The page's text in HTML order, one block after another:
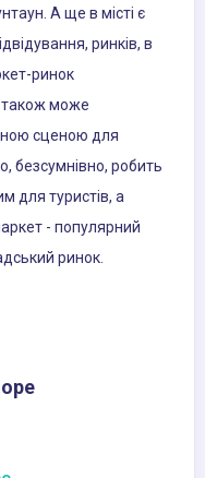
А ще в місті є
ринків, в
ринок
також може
сценою для
безсумнівно, робить
для туристів, а
- популярний
ринок.